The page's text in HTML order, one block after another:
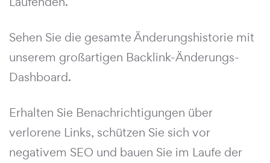
Sehen Sie die gesamte Änderungshistorie mit
unserem großartigen Backlink-Änderungs-
Dashboard.
Erhalten Sie Benachrichtigungen über
verlorene Links, schützen Sie sich vor
negativem SEO und bauen Sie im Laufe der